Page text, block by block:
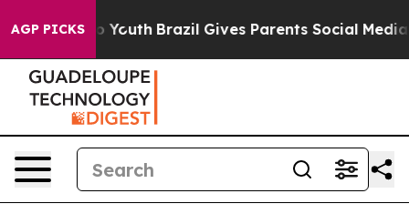
AGP PICKS
to Youth Brazil Gives Parents Social Media